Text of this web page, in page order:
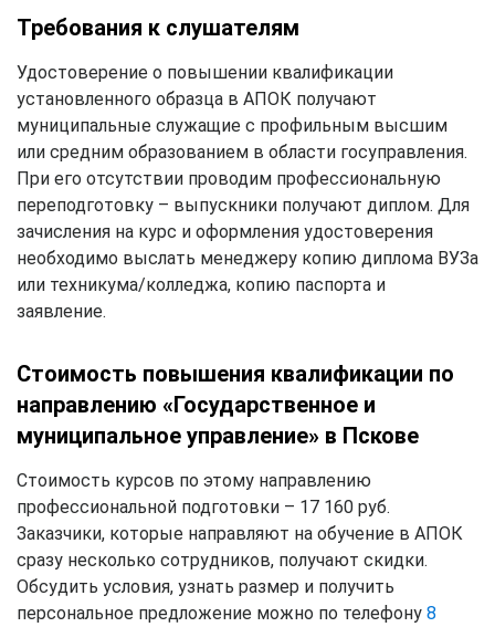
Требования к слушателям
Удостоверение о повышении квалификации
установленного образца в АПОК получают
муниципальные служащие с профильным высшим
или средним образованием в области госуправления.
При его отсутствии проводим профессиональную
переподготовку – выпускники получают диплом. Для
зачисления на курс и оформления удостоверения
необходимо выслать менеджеру копию диплома ВУЗа
или техникума/колледжа, копию паспорта и
заявление.
Стоимость повышения квалификации по
направлению «Государственное и
муниципальное управление» в Пскове
Стоимость курсов по этому направлению
профессиональной подготовки – 17 160 руб.
Заказчики, которые направляют на обучение в АПОК
сразу несколько сотрудников, получают скидки.
Обсудить условия, узнать размер и получить
персональное предложение можно по телефону 8